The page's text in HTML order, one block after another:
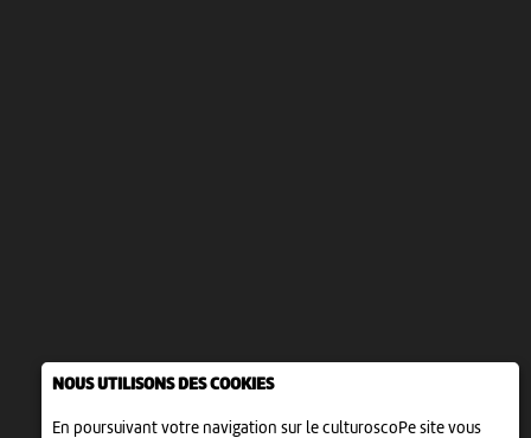
NOUS UTILISONS DES COOKIES
En poursuivant votre navigation sur le culturoscoPe site vous